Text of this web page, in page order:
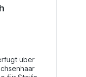
über